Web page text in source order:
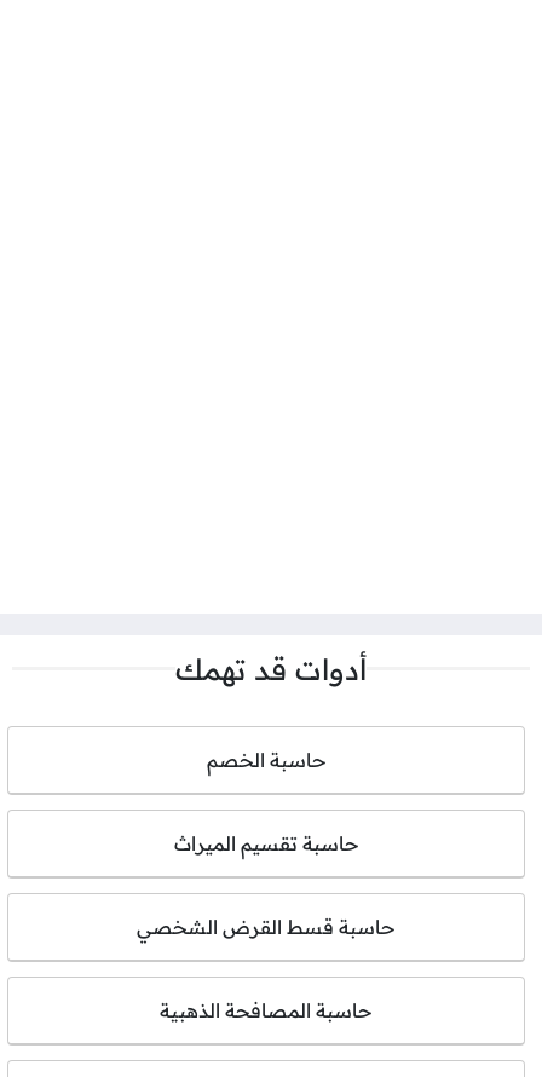
أدوات قد تهمك
حاسبة الخصم
حاسبة تقسيم الميراث
حاسبة قسط القرض الشخصي
حاسبة المصافحة الذهبية